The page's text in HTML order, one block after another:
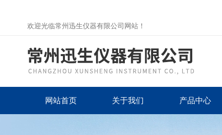
欢迎光临常州迅生仪器有限公司网站！
网站首页 关于我们 产品中心